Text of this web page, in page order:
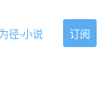
径-小说 订阅